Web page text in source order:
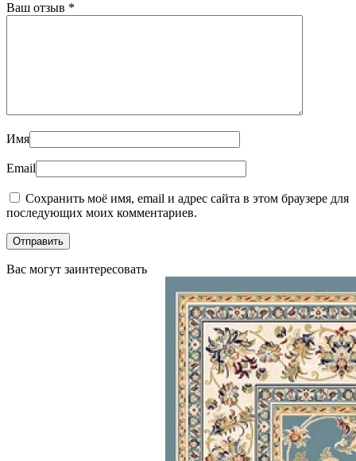
Ваш отзыв *
Имя
Email
Сохранить моё имя, email и адрес сайта в этом браузере для
последующих моих комментариев.
Вас могут заинтересовать